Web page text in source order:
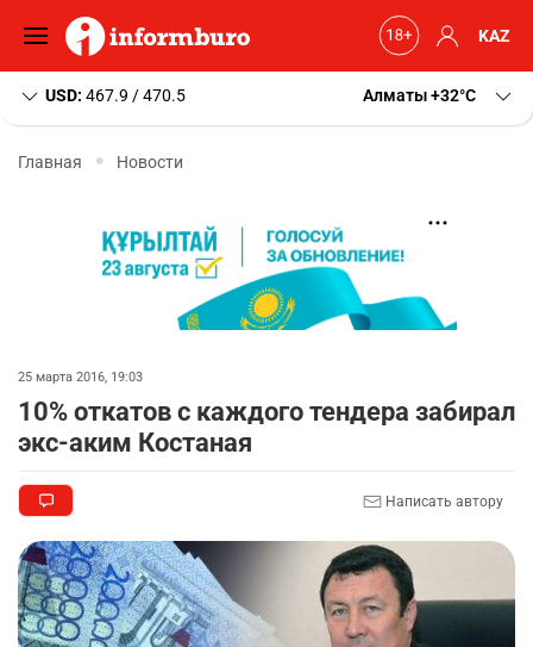
KAZ
USD: 467.9 / 470.5 Алматы+32 C
Главная Новости
25 марта 2016, 19:03
10% откатов с каждого тендера забирал
экс-аким Костаная
Написать автору